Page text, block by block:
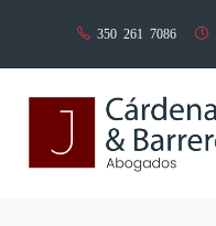
350 261 7086